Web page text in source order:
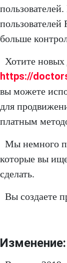
пользователей
больше
Хотите новых
https://
вы можете
для
платным
Мы немного
которые вы
сделать.
Вы создаете